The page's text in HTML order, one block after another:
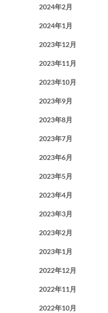
2024年2月
2024年1月
2023年12月
2023年11月
2023年10月
2023年9月
2023年8月
2023年7月
2023年6月
2023年5月
2023年4月
2023年3月
2023年2月
2023年1月
2022年12月
2022年11月
2022年10月